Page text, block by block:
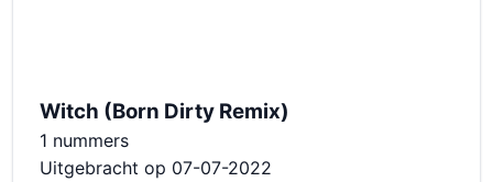
Witch (Born Dirty Remix)
1 nummers
Uitgebracht op 07-07-2022